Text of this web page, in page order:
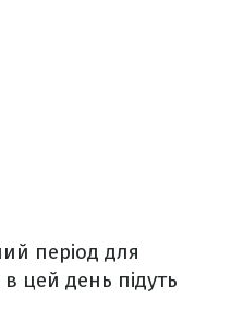
період для
цей день підуть